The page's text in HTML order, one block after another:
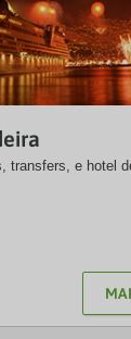
transfers, e hotel